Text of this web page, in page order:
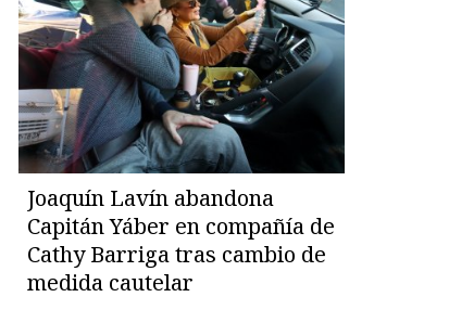
Joaquín Lavín abandona
Capitán Yáber en compañía de
Cathy Barriga tras cambio de
medida cautelar